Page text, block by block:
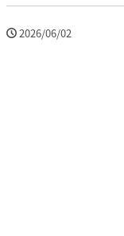
2026/06/02